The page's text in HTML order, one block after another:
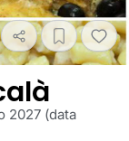
2027 (data